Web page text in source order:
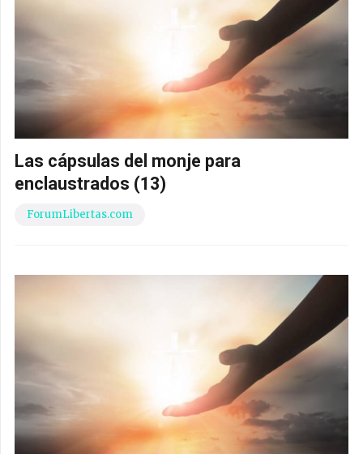
Las cápsulas del monje para
enclaustrados (13)
ForumLibertas.com